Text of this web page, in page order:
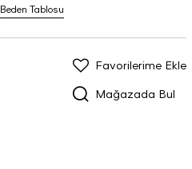
Beden Tablosu
Mağazada Bul
Favorilerime Ekle